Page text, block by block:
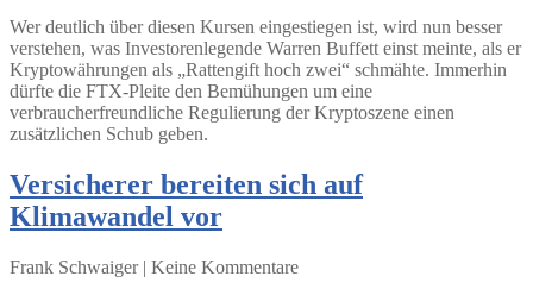
Wer deutlich über diesen Kursen eingestiegen ist, wird nun besser
verstehen, was Investorenlegende Warren Buffett einst meinte, als er
Kryptowährungen als „Rattengift hoch zwei“ schmähte. Immerhin
dürfte die FTX-Pleite den Bemühungen um eine
verbraucherfreundliche Regulierung der Kryptoszene einen
zusätzlichen Schub geben.
Versicherer bereiten sich auf
Klimawandel vor
Frank Schwaiger | Keine Kommentare